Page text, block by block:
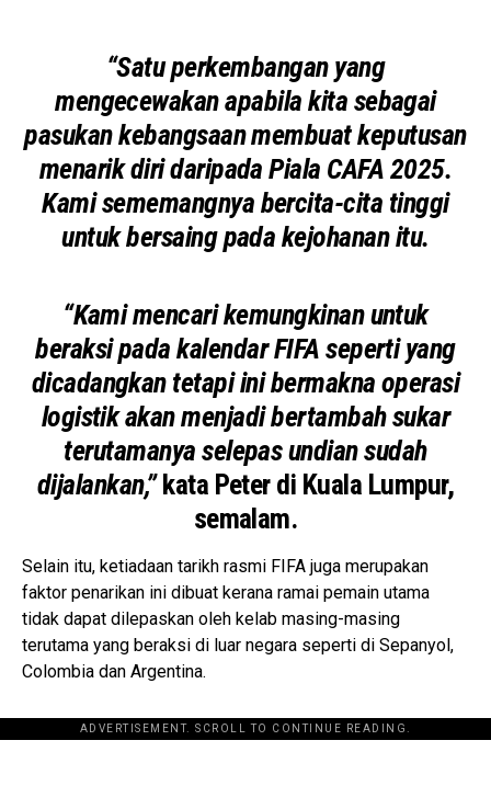
“Satu perkembangan yang
mengecewakan apabila kita sebagai
pasukan kebangsaan membuat keputusan
menarik diri daripada Piala CAFA 2025.
Kami sememangnya bercita-cita tinggi
untuk bersaing pada kejohanan itu.
“Kami mencari kemungkinan untuk
beraksi pada kalendar FIFA seperti yang
dicadangkan tetapi ini bermakna operasi
logistik akan menjadi bertambah sukar
terutamanya selepas undian sudah
dijalankan,”kata Peter di Kuala Lumpur,
semalam.
Selain itu, ketiadaan tarikh rasmi FIFA juga merupakan
faktor penarikan ini dibuat kerana ramai pemain utama
tidak dapat dilepaskan oleh kelab masing-masing
terutama yang beraksi di luar negara seperti di Sepanyol,
Colombia dan Argentina.
ADVERTISEMENT. SCROLL TO CONTINUE READING.